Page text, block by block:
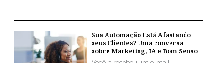
Sua Automação Está Afastando
seus Clientes? Uma conversa
sobre Marketing, IA e Bom Senso